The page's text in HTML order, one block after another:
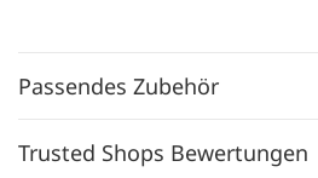
Passendes Zubehör
Trusted Shops Bewertungen